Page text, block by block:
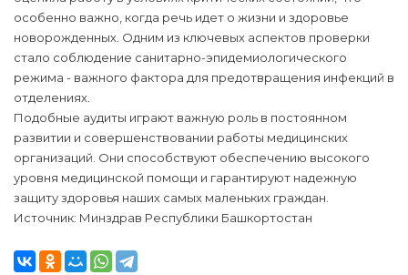
особенно важно, когда речь идет о жизни и здоровье
новорожденных. Одним из ключевых аспектов проверки
стало соблюдение санитарно-эпидемиологического
режима - важного фактора для предотвращения инфекций в
отделениях.
Подобные аудиты играют важную роль в постоянном
развитии и совершенствовании работы медицинских
организаций. Они способствуют обеспечению высокого
уровня медицинской помощи и гарантируют надежную
защиту здоровья наших самых маленьких граждан.
Источник: Минздрав Республики Башкортостан